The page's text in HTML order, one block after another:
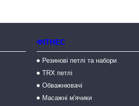
ФІТНЕС
Резинові петлі та набори
TRX петлі
Обважнювачі
Масажні м'ячики